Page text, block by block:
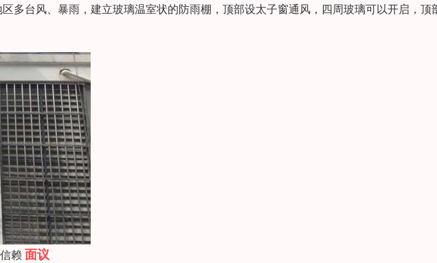
多台风、暴雨，建立玻璃温室状的防雨棚，顶部设太子窗通风，四周玻璃可以开启，顶
赖 面议